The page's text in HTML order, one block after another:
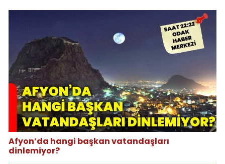
Afyon’da hangi başkan vatandaşları
dinlemiyor?